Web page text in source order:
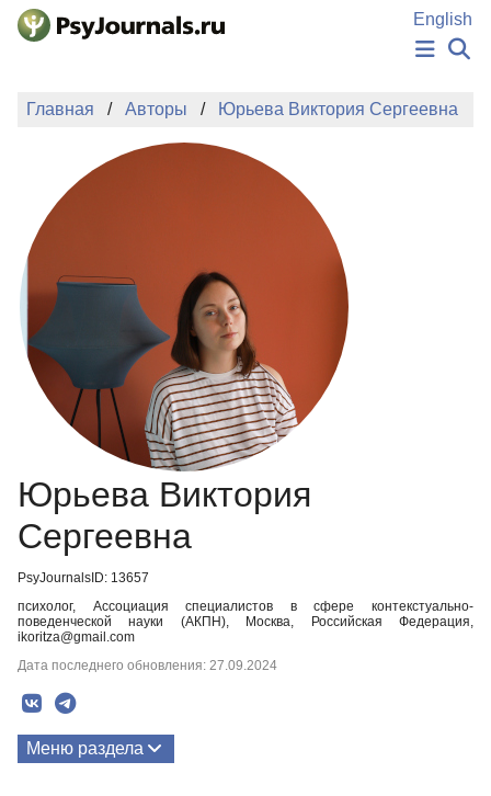
Перейти к основному содержанию
English
НОВОСТИ
АВТОРЫ
ПОДАТЬ РУКОПИСЬ
БАЗА ЗНАНИЙ
КЛЮЧЕВЫЕ СЛОВА
Главная Авторы Юрьева Виктория Сергеевна
Юрьева Виктория
Сергеевна
PsyJournalsID: 13657
психолог, Ассоциация специалистов в сфере контекстуально-
поведенческой науки (АКПН), Москва, Российская Федерация,
ikoritza@gmail.com
Дата последнего обновления: 27.09.2024
Меню раздела